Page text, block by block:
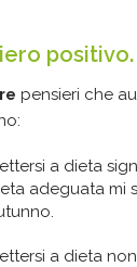
pensieri che
a dieta
adeguata mi
a dieta